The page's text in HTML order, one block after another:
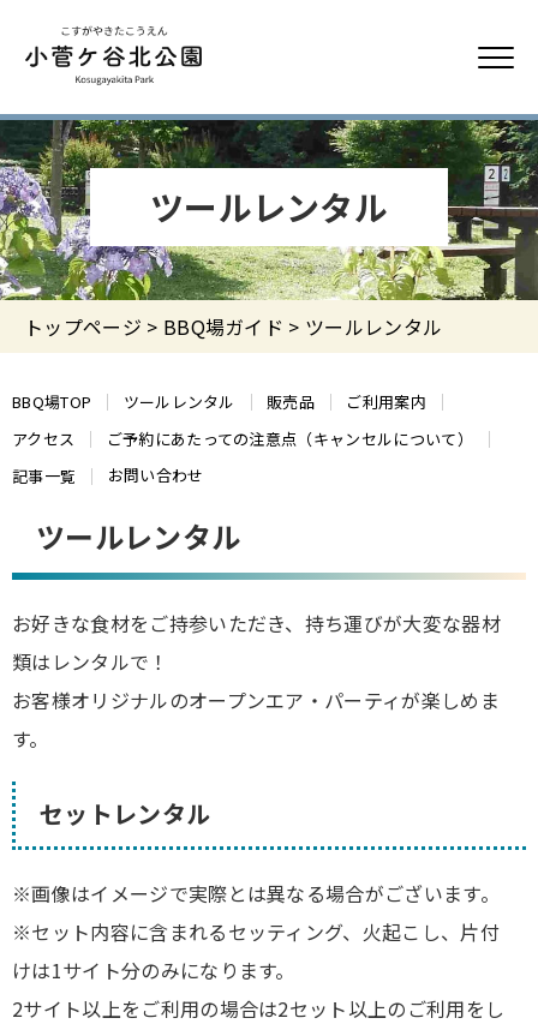
ツールレンタル
トップページ > BBQ場ガイド > ツールレンタル
BBQ場TOP ツールレンタル 販売品
ご利用案内
アクセス
ご予約にあたっての注意点（キャンセルについて）
記事一覧
お問い合わせ
ツールレンタル
お好きな食材をご持参いただき、持ち運びが大変な器材
類はレンタルで！
お客様オリジナルのオープンエア・パーティが楽しめま
す。
セットレンタル
※画像はイメージで実際とは異なる場合がございます。
※セット内容に含まれるセッティング、火起こし、片付
けは1サイト分のみになります。
2サイト以上をご利用の場合は2セット以上のご利用をし